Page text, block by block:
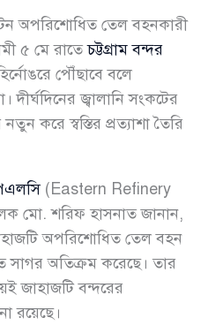
অপরিশোধিত তেল বহনকারী
৫ মে রাতেচট্টগ্রাম বন্দর
পৌঁছাবে বলে
দীর্ঘদিনের জ্বালানি সংকটের
করে স্বস্তির প্রত্যাশা তৈরি
(Eastern Refinery
মো. শরিফ হাসনাত জানান,
অপরিশোধিত তেল বহন
অতিক্রম করেছে। তার
জাহাজটি বন্দরের
রয়েছে।